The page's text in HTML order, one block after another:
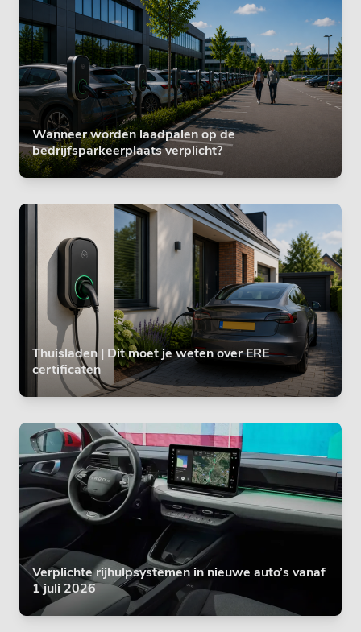
Wanneer worden laadpalen op de
bedrijfsparkeerplaats verplicht?
Thuisladen | Dit moet je weten over ERE
certificaten
Verplichte rijhulpsystemen in nieuwe auto’s vanaf
1 juli 2026